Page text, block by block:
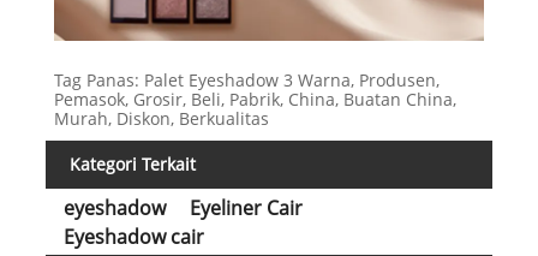
Tag Panas: Palet Eyeshadow 3 Warna, Produsen,
Pemasok, Grosir, Beli, Pabrik, China, Buatan China,
Murah, Diskon, Berkualitas
Kategori Terkait
eyeshadow
Eyeliner Cair
Eyeshadow cair